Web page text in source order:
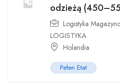
odzieżą
Logistyka
LOGISTYKA
Holandia
Pełen Etat